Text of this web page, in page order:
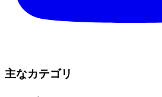
主なカテゴリ